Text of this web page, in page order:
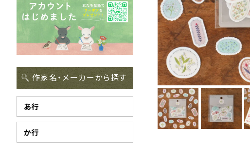
作家名・メーカーから探す
あ行
か行